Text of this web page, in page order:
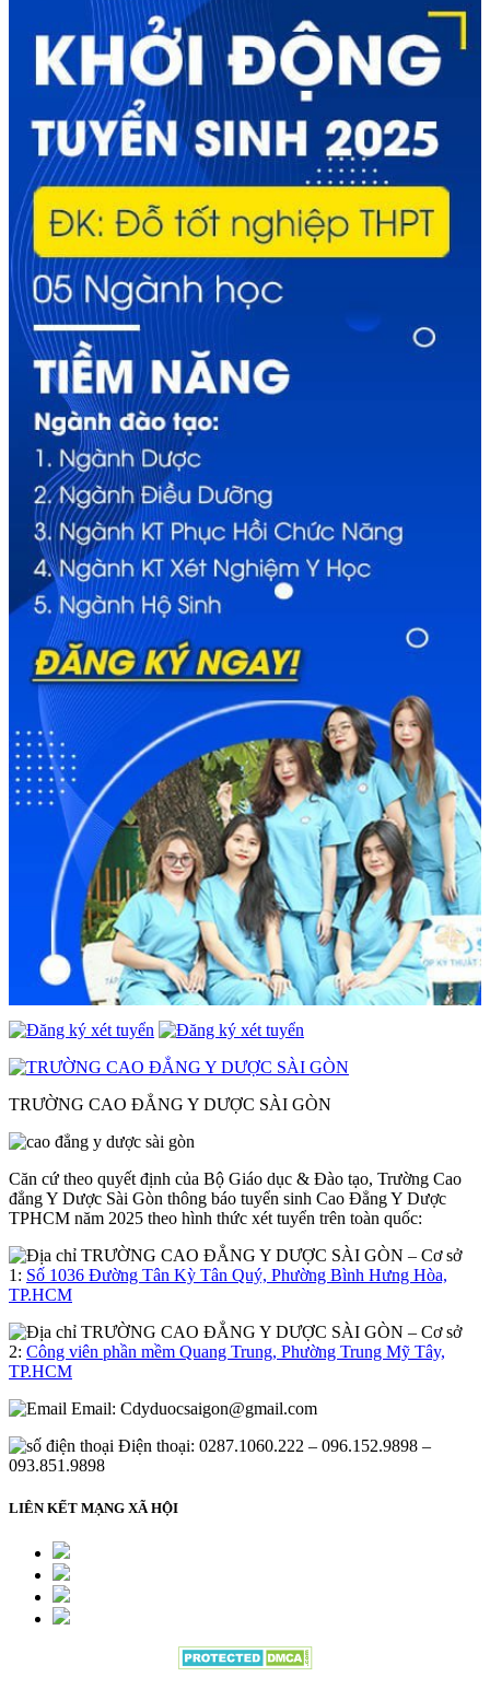
TRƯỜNG CAO ĐẲNG Y DƯỢC SÀI GÒN
Căn cứ theo quyết định của Bộ Giáo dục & Đào tạo, Trường Cao
đẳng Y Dược Sài Gòn thông báo tuyển sinh Cao Đẳng Y Dược
TPHCM năm 2025 theo hình thức xét tuyển trên toàn quốc:
– Cơ sở
1: Số 1036 Đường Tân Kỳ Tân Quý, Phường Bình Hưng Hòa,
TP.HCM
– Cơ sở
2: Công viên phần mềm Quang Trung, Phường Trung Mỹ Tây,
TP.HCM
Email: Cdyduocsaigon@gmail.com
Điện thoại: 0287.1060.222 – 096.152.9898 –
093.851.9898
LIÊN KẾT MẠNG XÃ HỘI